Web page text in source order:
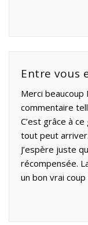
Entre vous
Merci beaucoup
commentaire
C’est grâce à
tout peut arriver.
J’espère juste
récompensée.
un bon vrai